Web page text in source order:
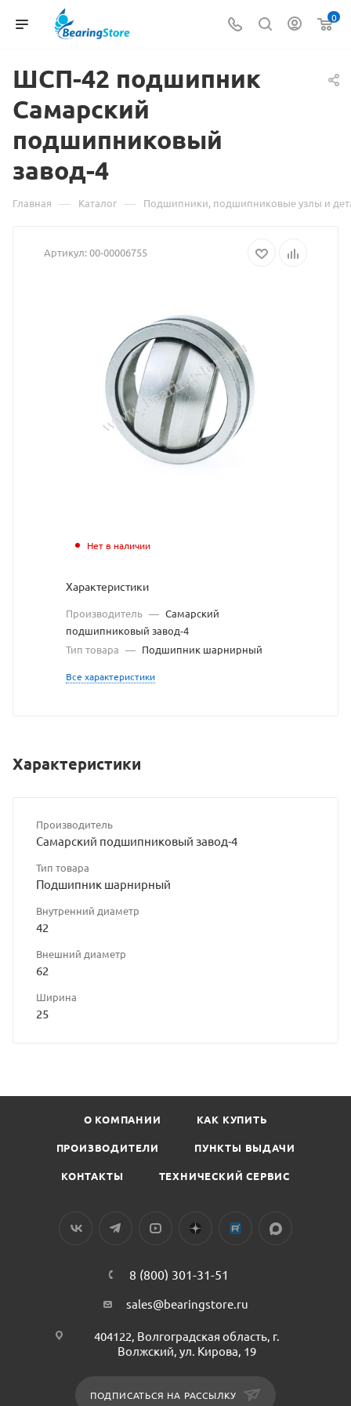
0
ШСП-42 подшипник
Самарский
подшипниковый
товаре
завод-4
взят
с
сайта
завод-4
Главная — Каталог — Подшипники, подшипниковые узлы и
Артикул:00-00006755
Нет в наличии
Характеристики
Производитель — Самарский
подшипниковый завод-4
Тип товара — Подшипник шарнирный
Все характеристики
Характеристики
Производитель
Самарский подшипниковый завод-4
Тип товара
Подшипник шарнирный
Внутренний диаметр
42
Внешний диаметр
62
Ширина
25
О КОМПАНИИ КАК КУПИТЬ
ПРОИЗВОДИТЕЛИ ПУНКТЫ ВЫДАЧИ
КОНТАКТЫ ТЕХНИЧЕСКИЙ СЕРВИС
8 (800) 301-31-51
sales@bearingstore.ru
404122, Волгоградская область, г.
Волжский, ул. Кирова, 19
ПОДПИСАТЬСЯ НА РАССЫЛКУ